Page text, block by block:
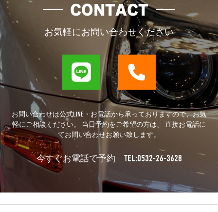
CONTACT
お気軽にお問い合わせください
お問い合わせは公式LINE・お電話から承っておりますので、お気
軽にご相談ください。 当日予約をご希望の方は、 直接お電話に
てお問い合わせお願い致します。
今すぐお電話で予約 TEL:0532-26-3628